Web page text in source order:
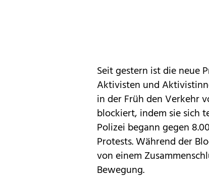
Seit gestern ist die neue
Aktivisten und
in der Früh den Verkehr
blockiert, indem sie sich
Polizei begann gegen
Protests. Während der
von einem
Bewegung.